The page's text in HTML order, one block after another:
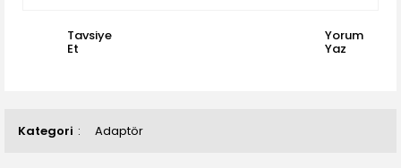
Kategori Adaptör
Tavsiye
Et
Yorum
Yaz